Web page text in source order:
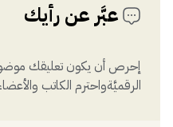
عبَّر عن رأيك
إحرص أن يكون تعليقك
الرقميَّةواحترم الكاتب